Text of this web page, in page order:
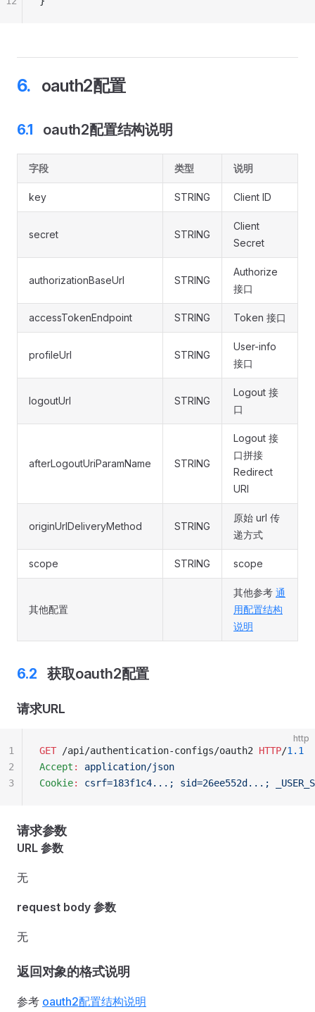
oauth2配置
oauth2配置结构说明
字段 类型 说明
key STRING Client ID
secret STRING
Client
Secret
authorizationBaseUrl STRING
Authorize
接口
accessTokenEndpoint STRING Token 接口
profileUrl STRING
User-info
接口
logoutUrl STRING
Logout 接
口
afterLogoutUriParamName STRING
Logout 接
口拼接
Redirect
URI
originUrlDeliveryMethod STRING
原始 url 传
递方式
scope STRING scope
其他配置
其他参考 通
用配置结构
说明
获取oauth2配置
请求URL
http
GET /api/authentication-configs/oauth2 HTTP/1.1
Accept :
application/json
Cookie: csrf=183f1c4...; sid=26ee552d...;
1
2
3
请求参数
URL 参数
无
request body 参数
无
返回对象的格式说明
参考 oauth2配置结构说明